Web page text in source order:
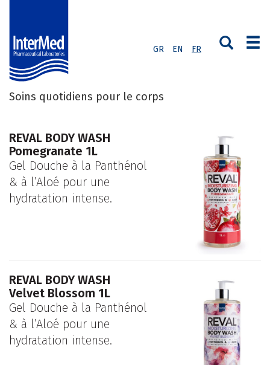
GR EN FR
Soins quotidiens pour le corps
REVAL BODY WASH
Pomegranate 1L
Gel Douche à la Panthénol
& à l’Aloé pour une
hydratation intense.
REVAL BODY WASH
Velvet Blossom 1L
Gel Douche à la Panthénol
& à l’Aloé pour une
hydratation intense.